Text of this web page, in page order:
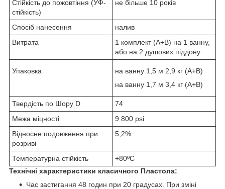
Стійкість до пожовтіння (УФ-
стійкість)
не більше 10 років
Спосіб нанесення
налив
Витрата
1 комплект (А+B) на 1 ванну,
або на 2 душових піддону
Упаковка
на ванну 1,5 м 2,9 кг (А+B)
на ванну 1,7 м 3,4 кг (A+B)
Твердість по Шору D
74
Межа міцності
9 800 psi
Відносне подовження при
розриві
5,2%
Температурна стійкість
+80ºC
Технічні характеристики класичного Пластола:
Час застигання 48 годин при 20 градусах. При зміні